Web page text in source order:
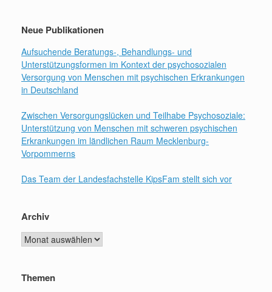
Neue Publikationen
Aufsuchende Beratungs-, Behandlungs- und
Unterstützungsformen im Kontext der psychosozialen
Versorgung von Menschen mit psychischen Erkrankungen
in Deutschland
Zwischen Versorgungslücken und Teilhabe Psychosoziale:
Unterstützung von Menschen mit schweren psychischen
Erkrankungen im ländlichen Raum Mecklenburg-
Vorpommerns
Das Team der Landesfachstelle KipsFam stellt sich vor
Archiv
Archiv
Themen